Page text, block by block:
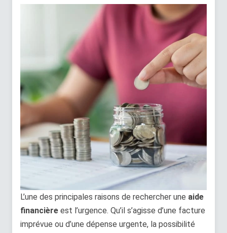
L’une des principales raisons de rechercher une aide
financière est l’urgence. Qu’il s’agisse d’une facture
imprévue ou d’une dépense urgente, la possibilité